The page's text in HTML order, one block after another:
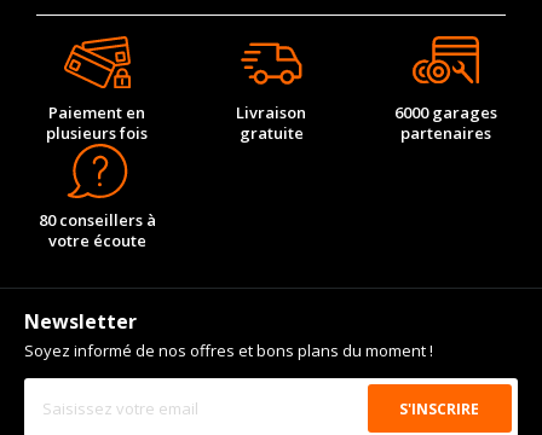
Paiement en
plusieurs fois
Livraison
gratuite
6000 garages
partenaires
80 conseillers à
votre écoute
Newsletter
Soyez informé de nos offres et bons plans du moment !